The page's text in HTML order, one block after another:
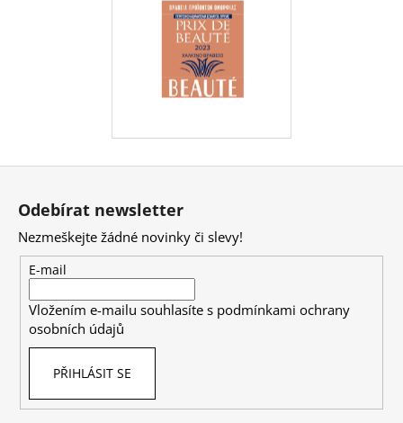
Odebírat newsletter
Nezmeškejte žádné novinky či slevy!
E-mail
Vložením e-mailu souhlasíte s podmínkami ochrany
osobních údajů
PŘIHLÁSIT SE